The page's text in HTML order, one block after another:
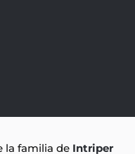
la familia de Intriper